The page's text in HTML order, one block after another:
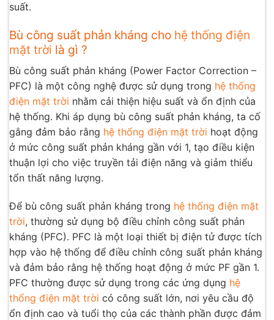
suất.
Bù công suất phản kháng cho hệ thống điện
mặt trời là gì ?
Bù công suất phản kháng (Power Factor Correction –
PFC) là một công nghệ được sử dụng trong hệ thống
điện mặt trời nhằm cải thiện hiệu suất và ổn định của
hệ thống. Khi áp dụng bù công suất phản kháng, ta cố
gắng đảm bảo rằng hệ thống điện mặt trời hoạt động
ở mức công suất phản kháng gần với 1, tạo điều kiện
thuận lợi cho việc truyền tải điện năng và giảm thiểu
tổn thất năng lượng.
Để bù công suất phản kháng trong hệ thống điện mặt
trời, thường sử dụng bộ điều chỉnh công suất phản
kháng (PFC). PFC là một loại thiết bị điện tử được tích
hợp vào hệ thống để điều chỉnh công suất phản kháng
và đảm bảo rằng hệ thống hoạt động ở mức PF gần 1.
PFC thường được sử dụng trong các ứng dụng hệ
thống điện mặt trời có công suất lớn, nơi yêu cầu độ
ổn định cao và tuổi thọ của các thành phần được đảm